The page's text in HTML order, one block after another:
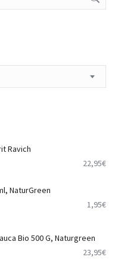
Ravich
22,95€
NaturGreen
1,95€
Bio 500 G, Naturgreen
23,95€